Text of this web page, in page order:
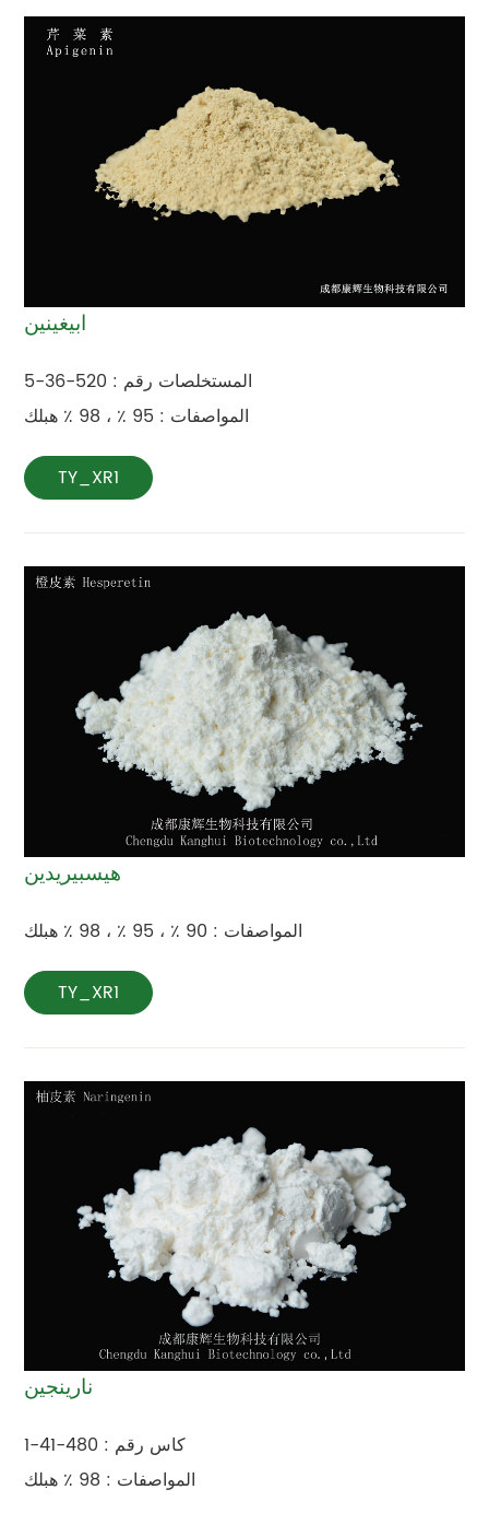
ابيغينين
المستخلصات رقم : 520-36-5
المواصفات : 95 ٪ ، 98 ٪ هبلك
TY_XR1
هيسبيريدين
المواصفات : 90 ٪ ، 95 ٪ ، 98 ٪ هبلك
TY_XR1
نارينجين
كاس رقم : 480-41-1
المواصفات : 98 ٪ هبلك